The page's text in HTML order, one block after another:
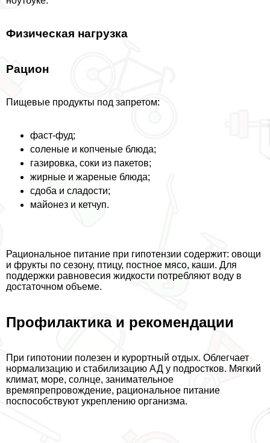
Физическая нагрузка
Рацион
Пищевые продукты под запретом:
фаст-фуд;
соленые и копченые блюда;
газировка, соки из пакетов;
жирные и жареные блюда;
сдоба и сладости;
майонез и кетчуп.
Рациональное питание при гипотензии содержит: овощи
и фрукты по сезону, птицу, постное мясо, каши. Для
поддержки равновесия жидкости потрeбляют воду в
достаточном объеме.
Профилактика и рекомендации
При гипотонии полезен и курортный отдых. Облегчает
нормализацию и стабилизацию АД у подростков. Мягкий
климат, море, солнце, занимательное
времяпрепровождение, рациональное питание
поспособствуют укреплению организма.